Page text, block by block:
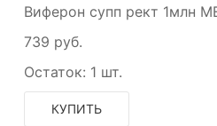
Виферон супп рект 1млн
739 руб.
Остаток: 1 шт.
КУПИТЬ